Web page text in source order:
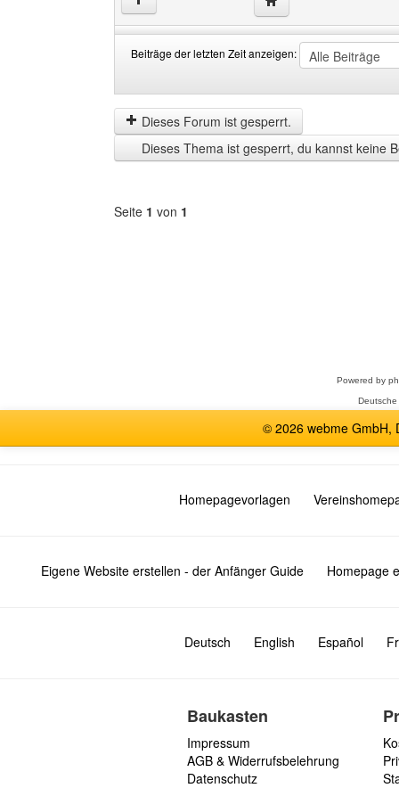
Beiträge der letzten Zeit anzeigen:
der
letzten
Zeit
anzeigen
by
Dieses Forum ist gesperrt.
Dieses Thema ist gesperrt, du kannst keine
Seite 1 von 1
Powered by
© 2026 webme GmbH,
Homepagevorlagen
Eigene Website erstellen - der Anfänger Guide Homepage
Deutsch English Español
Baukasten
Impressum
AGB & Widerrufsbelehrung
Datenschutz